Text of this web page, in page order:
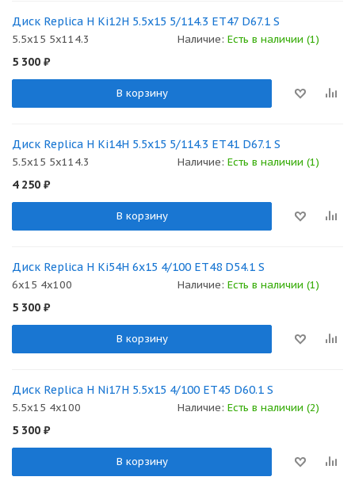
Диск Replica H Ki12H 5.5x15 5/114.3 ET47 D67.1 S
5.5x15 5x114.3 Наличие: Есть в наличии (1)
5 300 ₽
В корзину
Диск Replica H Ki14H 5.5x15 5/114.3 ET41 D67.1 S
5.5x15 5x114.3 Наличие: Есть в наличии (1)
4 250 ₽
В корзину
Диск Replica H Ki54H 6x15 4/100 ET48 D54.1 S
6x15 4x100 Наличие: Есть в наличии (1)
5 300 ₽
В корзину
Диск Replica H Ni17H 5.5x15 4/100 ET45 D60.1 S
5.5x15 4x100 Наличие: Есть в наличии (2)
5 300 ₽
В корзину